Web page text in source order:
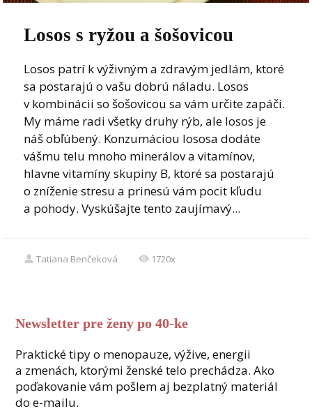
Losos s ryžou a šošovicou
Losos patrí k výživným a zdravým jedlám, ktoré
sa postarajú o vašu dobrú náladu. Losos
v kombinácii so šošovicou sa vám určite zapáči.
My máme radi všetky druhy rýb, ale losos je
náš obľúbený. Konzumáciou lososa dodáte
vášmu telu mnoho minerálov a vitamínov,
hlavne vitamíny skupiny B, ktoré sa postarajú
o zníženie stresu a prinesú vám pocit kľudu
a pohody. Vyskúšajte tento zaujímavý...
Tatiana Benčeková 1720x
Newsletter pre ženy po 40-ke
Praktické tipy o menopauze, výžive, energii
a zmenách, ktorými ženské telo prechádza. Ako
poďakovanie vám pošlem aj bezplatný materiál
do e-mailu.